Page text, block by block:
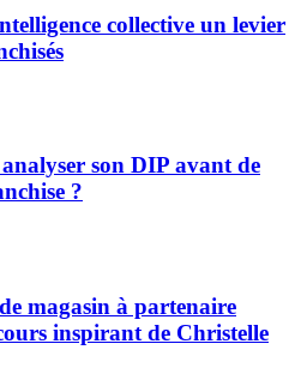
collective un levier
son DIP avant de
?
magasin à partenaire
inspirant de Christelle